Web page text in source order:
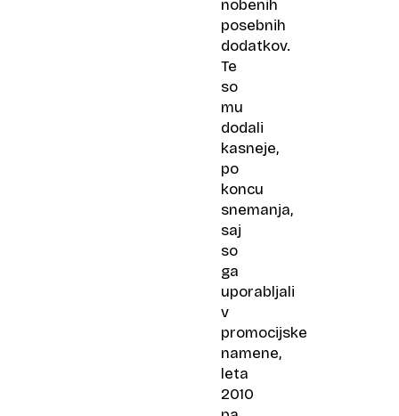
nobenih
posebnih
dodatkov.
Te
so
mu
dodali
kasneje,
po
koncu
snemanja,
saj
so
ga
uporabljali
v
promocijske
namene,
leta
2010